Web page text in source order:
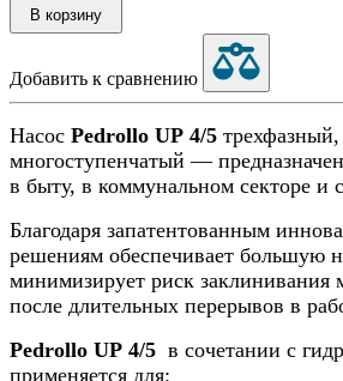
В корзину
Добавить к сравнению
Насос Pedrollo UP 4/5
многоступенчатый —
в быту, в коммунальном секторе и
Благодаря запатентованным
решениям обеспечивает большую
минимизирует риск заклинивания
после длительных перерывов в
Pedrollo UP 4/5 в сочетании с
применяется для: